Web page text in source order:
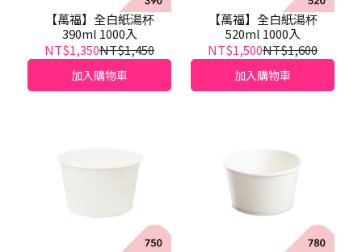
【萬福】全白紙湯杯
390ml 1000入
NT$1,350NT$1,450
加入購物車
【萬福】全白紙湯杯
520ml 1000入
NT$1,500NT$1,600
加入購物車